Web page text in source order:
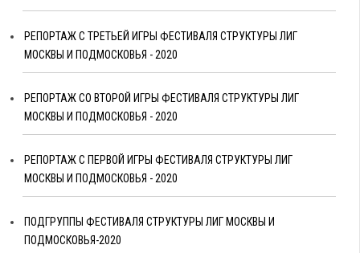
РЕПОРТАЖ С ТРЕТЬЕЙ ИГРЫ ФЕСТИВАЛЯ СТРУКТУРЫ ЛИГ
МОСКВЫ И ПОДМОСКОВЬЯ - 2020
РЕПОРТАЖ СО ВТОРОЙ ИГРЫ ФЕСТИВАЛЯ СТРУКТУРЫ ЛИГ
МОСКВЫ И ПОДМОСКОВЬЯ - 2020
РЕПОРТАЖ С ПЕРВОЙ ИГРЫ ФЕСТИВАЛЯ СТРУКТУРЫ ЛИГ
МОСКВЫ И ПОДМОСКОВЬЯ - 2020
ПОДГРУППЫ ФЕСТИВАЛЯ СТРУКТУРЫ ЛИГ МОСКВЫ И
ПОДМОСКОВЬЯ-2020